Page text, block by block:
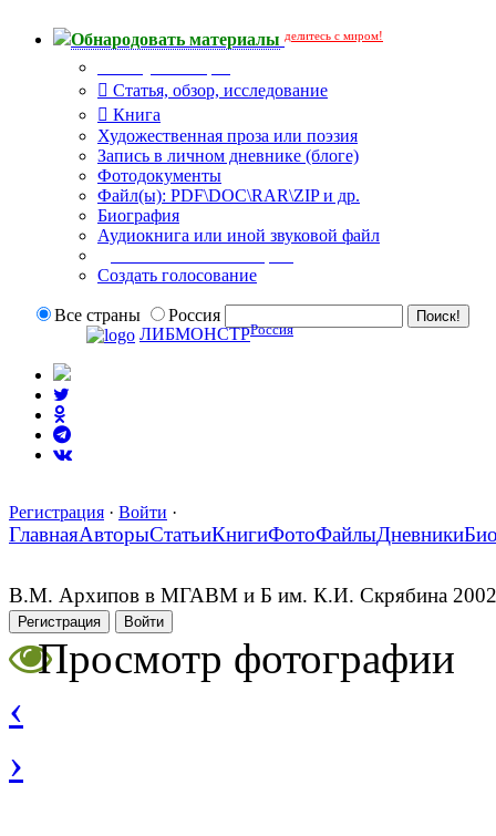
Обнародовать материалы делитесь с миром!
Статья, обзор, исследование
Книга
Художественная проза или поэзия
Запись в личном дневнике (блоге)
Фотодокументы
Файл(ы): PDF\DOC\RAR\ZIP и др.
Биография
Аудиокнига или иной звуковой файл
Создать голосование
Все страны
Россия
ЛИБМОНСТРРоссия
Регистрация · Войти ·
ГлавнаяАвторыСтатьиКнигиФотоФайлыДневники
В.М. Архипов в МГАВМ и Б им. К.И. Скрябина 2002
Регистрация Войти
Просмотр фотографии
‹
›